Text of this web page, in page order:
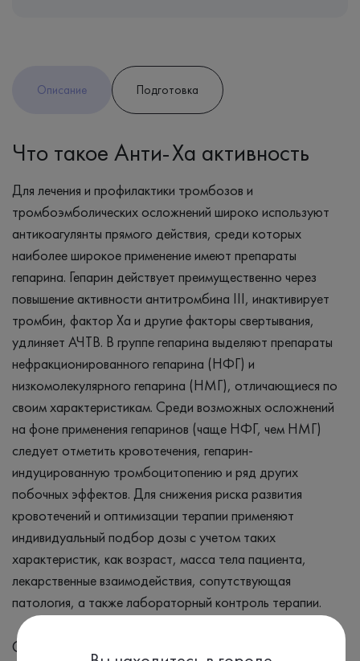
Описание Подготовка
Что такое Анти-Ха активность
Для лечения и профилактики тромбозов и
тромбоэмболических осложнений широко используют
антикоагулянты прямого действия, среди которых
наиболее широкое применение имеют препараты
гепарина. Гепарин действует преимущественно через
повышение активности антитромбина III, инактивирует
тромбин, фактор Ха и другие факторы свертывания,
удлиняет АЧТВ. В группе гепарина выделяют препараты
нефракционированного гепарина (НФГ) и
низкомолекулярного гепарина (НМГ), отличающиеся по
своим характеристикам. Среди возможных осложнений
на фоне применения гепаринов (чаще НФГ, чем НМГ)
следует отметить кровотечения, гепарин-
индуцированную тромбоцитопению и ряд других
побочных эффектов. Для снижения риска развития
кровотечений и оптимизации терапии применяют
индивидуальный подбор дозы с учетом таких
характеристик, как возраст, масса тела пациента,
лекарственные взаимодействия, сопутствующая
патология, а также лабораторный контроль терапии.
Симптомы